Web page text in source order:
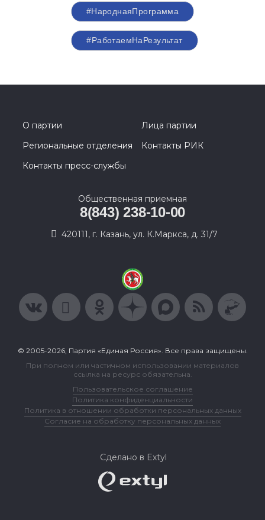
#НароднаяПрограмма
#РаботаемНаРезультат
О партии
Лица партии
Региональные отделения
Контакты РИК
Контакты пресс-службы
Общественная приемная
8(843) 238-10-00
420111, г. Казань, ул. К.Маркса, д. 31/7
© 2005-2026, Партия «Единая Россия». Все права защищены.
При полном или частичном использовании материалов
ссылка на ресурс обязательна.
Пользовательское соглашение
Политика конфиденциальности
Политика в отношении обработки персональных данных
Согласие на обработку персональных данных
Сделано в Extyl